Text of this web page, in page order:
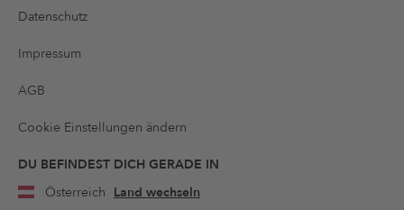
Datenschutz
Impressum
AGB
Cookie Einstellungen ändern
DU BEFINDEST DICH GERADE IN
Österreich Land wechseln